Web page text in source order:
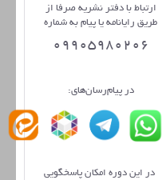
ارتباط با دفتر نشریه صرفا از
طریق رایانامه یا پیام به شماره
09905980206
در پیام‌رسان‌های:
در این دوره امکان پاسخگویی